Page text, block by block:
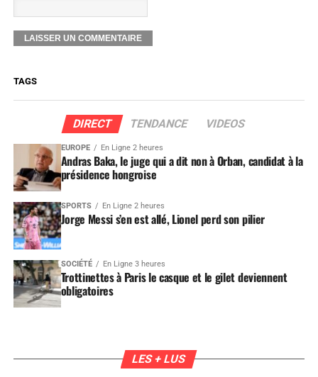
TAGS
DIRECT TENDANCE VIDEOS
EUROPE En Ligne 2 heures
Andras Baka, le juge qui a dit non à Orban, candidat à la
présidence hongroise
SPORTS En Ligne 2 heures
Jorge Messi s’en est allé, Lionel perd son pilier
SOCIÉTÉ En Ligne 3 heures
Trottinettes à Paris le casque et le gilet deviennent
obligatoires
LES + LUS